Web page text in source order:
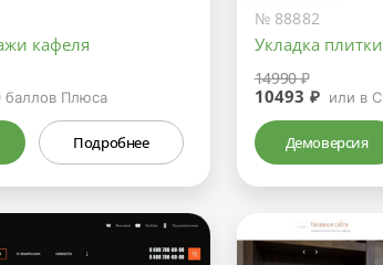
кафеля
баллов Плюса
Подробнее
№ 88882
Укладка
14990 ₽
10493 ₽ или в
Демоверсия